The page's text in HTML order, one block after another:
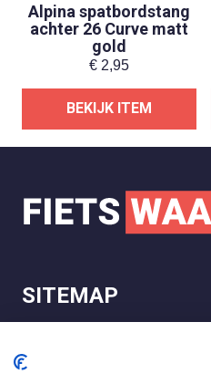
Alpina spatbordstang
achter 26 Curve matt
gold
€ 2,95
BEKIJK ITEM
SITEMAP